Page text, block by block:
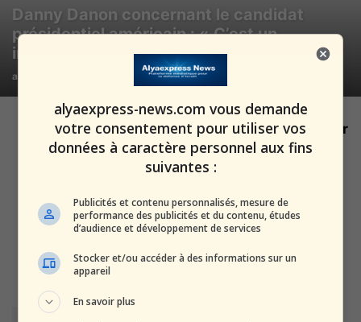
Danny Danon concernant le candidat
présidentiel américain : « C’est un
imbécile ignorant...
alxprss_sab
Le Hamas embrasse le postérieur
de l’Ayatollah pour le remercier
pour...
Israël et l’Ethiopie – Les temps
modernes d’une ancienne amitié
alxprss_sab - 15 septembre 2019
alyaexpress-news.com vous demande
votre consentement pour utiliser vos
données à caractère personnel aux fins
suivantes :
Publicités et contenu personnalisés, mesure de
performance des publicités et du contenu, études
d’audience et développement de services
Stocker et/ou accéder à des informations sur un
appareil
En savoir plus